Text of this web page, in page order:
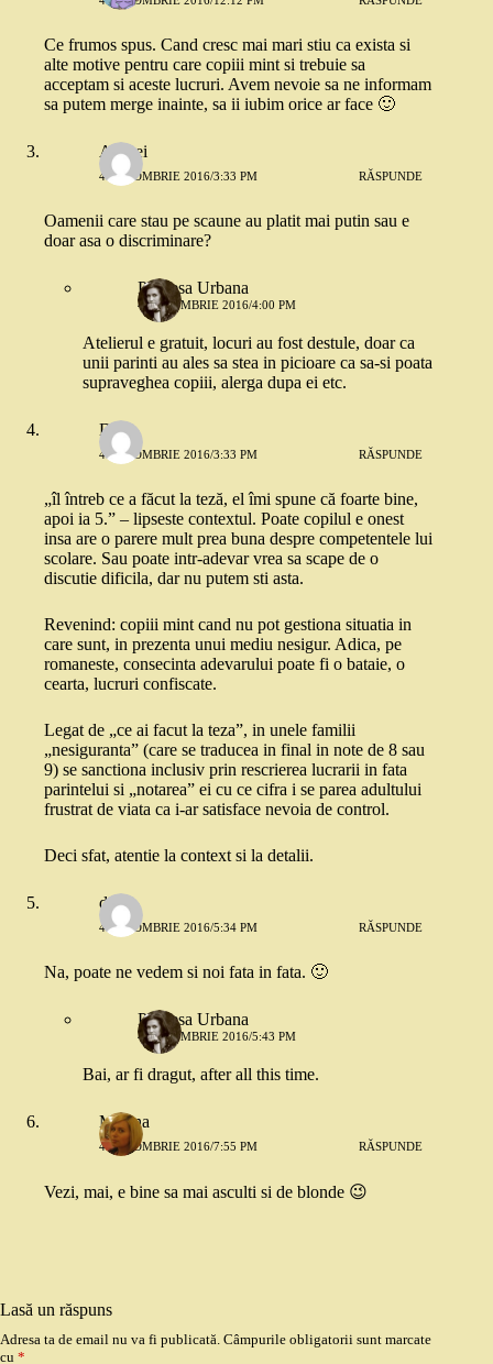
Ce frumos spus. Cand cresc mai mari stiu ca exista si
alte motive pentru care copiii mint si trebuie sa
acceptam si aceste lucruri. Avem nevoie sa ne informam
sa putem merge inainte, sa ii iubim orice ar face 🙂
Andrei
4 OCTOMBRIE 2016/3:33 PM RĂSPUNDE
Oamenii care stau pe scaune au platit mai putin sau e
doar asa o discriminare?
Printesa Urbana
4 OCTOMBRIE 2016/4:00 PM
Atelierul e gratuit, locuri au fost destule, doar ca
unii parinti au ales sa stea in picioare ca sa-si poata
supraveghea copiii, alerga dupa ei etc.
Dan
4 OCTOMBRIE 2016/3:33 PM RĂSPUNDE
„îl întreb ce a făcut la teză, el îmi spune că foarte bine,
apoi ia 5.” – lipseste contextul. Poate copilul e onest
insa are o parere mult prea buna despre competentele lui
scolare. Sau poate intr-adevar vrea sa scape de o
discutie dificila, dar nu putem sti asta.
Revenind: copiii mint cand nu pot gestiona situatia in
care sunt, in prezenta unui mediu nesigur. Adica, pe
romaneste, consecinta adevarului poate fi o bataie, o
cearta, lucruri confiscate.
Legat de „ce ai facut la teza”, in unele familii
„nesiguranta” (care se traducea in final in note de 8 sau
9) se sanctiona inclusiv prin rescrierea lucrarii in fata
parintelui si „notarea” ei cu ce cifra i se parea adultului
frustrat de viata ca i-ar satisface nevoia de control.
Deci sfat, atentie la context si la detalii.
dojo
4 OCTOMBRIE 2016/5:34 PM RĂSPUNDE
Na, poate ne vedem si noi fata in fata. 🙂
Printesa Urbana
4 OCTOMBRIE 2016/5:43 PM
Bai, ar fi dragut, after all this time.
Miruna
4 OCTOMBRIE 2016/7:55 PM RĂSPUNDE
Vezi, mai, e bine sa mai asculti si de blonde 😉
Lasă un răspuns
Adresa ta de email nu va fi publicată. Câmpurile obligatorii sunt marcate
cu *